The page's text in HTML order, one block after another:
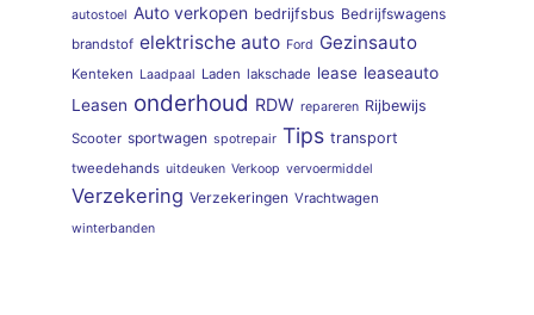
autostoel Auto verkopen bedrijfsbus Bedrijfswagens
brandstof elektrische auto Ford Gezinsauto
Kenteken Laadpaal Laden lakschade lease leaseauto
Leasen onderhoud RDW repareren Rijbewijs
Scooter sportwagen spotrepair Tips transport
tweedehands uitdeuken Verkoop vervoermiddel
Verzekering Verzekeringen Vrachtwagen
winterbanden